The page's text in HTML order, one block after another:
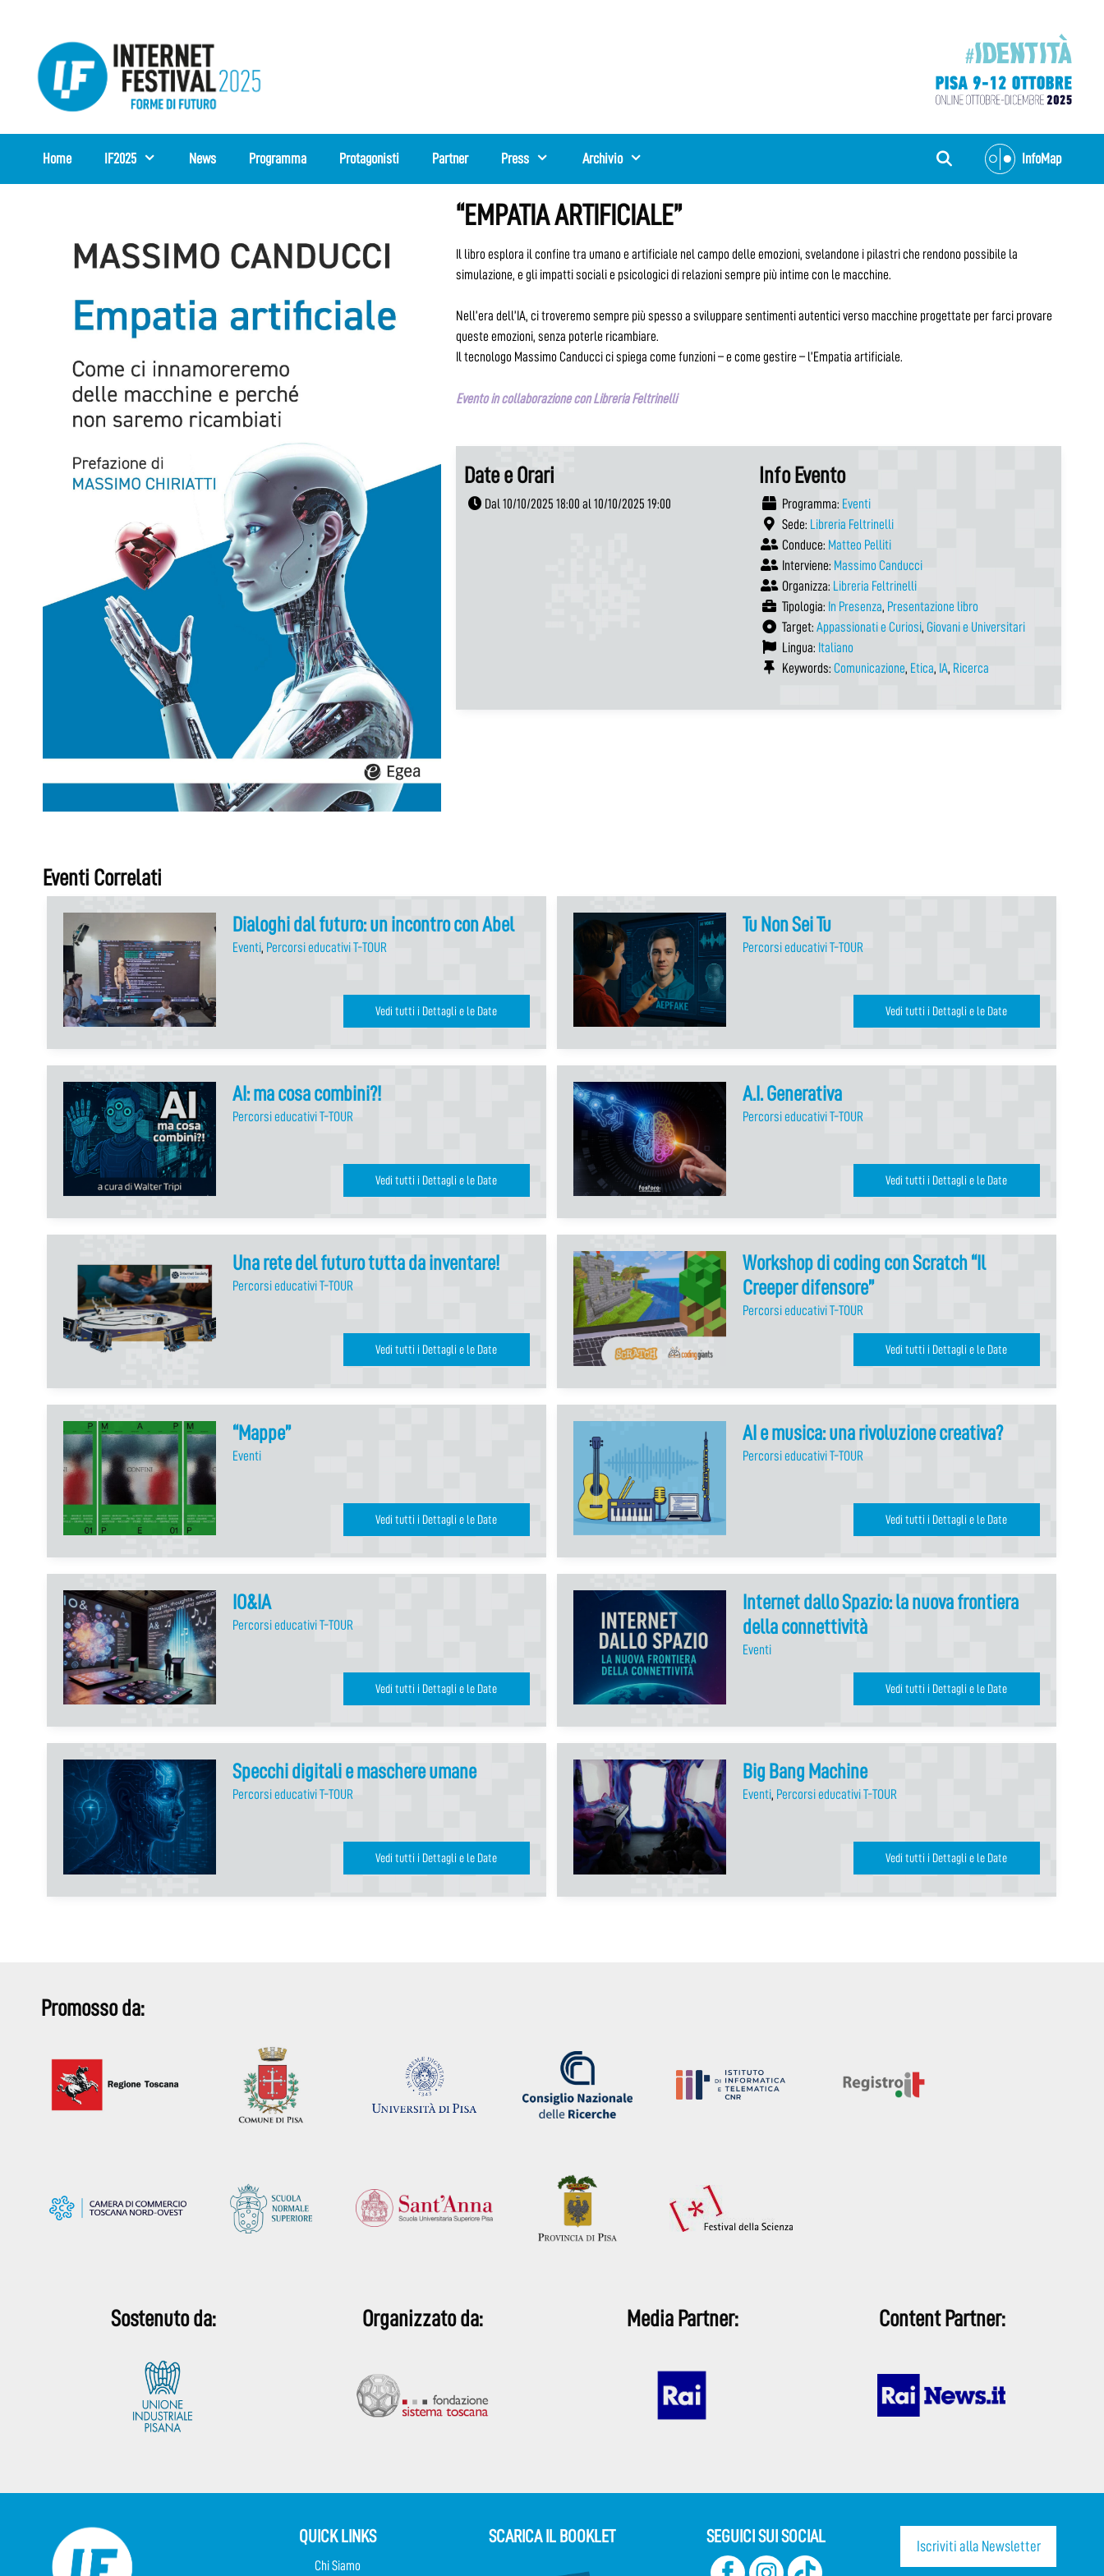
contenuto
Home IF2025 News Programma Protagonisti Partner Press Archivio InfoMap
“EMPATIA ARTIFICIALE”
Il libro esplora il confine tra umano e artificiale nel campo delle emozioni, svelandone i pilastri che rendono possibile la
simulazione, e gli impatti sociali e psicologici di relazioni sempre più intime con le macchine.
Nell’era dell’IA, ci troveremo sempre più spesso a sviluppare sentimenti autentici verso macchine progettate per farci provare
queste emozioni, senza poterle ricambiare.
Il tecnologo Massimo Canducci ci spiega come funzioni – e come gestire – l’Empatia artificiale.
Evento in collaborazione con Libreria Feltrinelli
Date e Orari
Dal 10/10/2025 18:00 al 10/10/2025 19:00
Info Evento
Programma: Eventi
Sede: Libreria Feltrinelli
Conduce: Matteo Pelliti
Interviene: Massimo Canducci
Organizza: Libreria Feltrinelli
Tipologia: In Presenza, Presentazione libro
Target: Appassionati e Curiosi, Giovani e Universitari
Lingua: Italiano
Keywords: Comunicazione, Etica, IA, Ricerca
Eventi Correlati
Dialoghi dal futuro: un incontro con Abel
Eventi, Percorsi educativi T-TOUR
Vedi tutti i Dettagli e le Date
Tu Non Sei Tu
Percorsi educativi T-TOUR
Vedi tutti i Dettagli e le Date
AI: ma cosa combini?!
Percorsi educativi T-TOUR
Vedi tutti i Dettagli e le Date
A.I. Generativa
Percorsi educativi T-TOUR
Vedi tutti i Dettagli e le Date
Una rete del futuro tutta da inventare!
Percorsi educativi T-TOUR
Vedi tutti i Dettagli e le Date
Workshop di coding con Scratch “Il
Creeper difensore”
Percorsi educativi T-TOUR
Vedi tutti i Dettagli e le Date
“Mappe”
Eventi
Vedi tutti i Dettagli e le Date
AI e musica: una rivoluzione creativa?
Percorsi educativi T-TOUR
Vedi tutti i Dettagli e le Date
IO&IA
Percorsi educativi T-TOUR
Vedi tutti i Dettagli e le Date
Internet dallo Spazio: la nuova frontiera
della connettività
Eventi
Vedi tutti i Dettagli e le Date
Specchi digitali e maschere umane
Percorsi educativi T-TOUR
Vedi tutti i Dettagli e le Date
Big Bang Machine
Eventi, Percorsi educativi T-TOUR
Vedi tutti i Dettagli e le Date
Promosso da:
Sostenuto da: Organizzato da: Media Partner: Content Partner:
QUICK LINKS
Chi Siamo
SCARICA IL BOOKLET SEGUICI SUI SOCIAL
Iscriviti alla Newsletter